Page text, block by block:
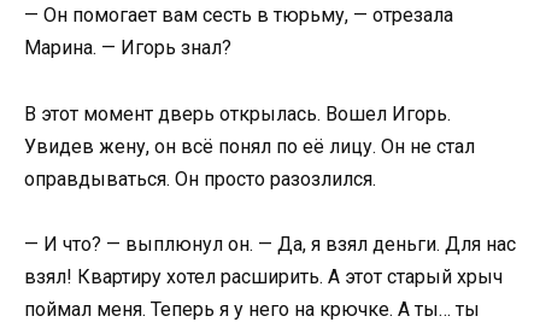
— Он помогает вам сесть в тюрьму, — отрезала
Марина. — Игорь знал?
В этот момент дверь открылась. Вошел Игорь.
Увидев жену, он всё понял по её лицу. Он не стал
оправдываться. Он просто разозлился.
— И что? — выплюнул он. — Да, я взял деньги. Для нас
взял! Квартиру хотел расширить. А этот старый хрыч
поймал меня. Теперь я у него на крючке. А ты… ты